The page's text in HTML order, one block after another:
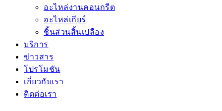
อะไหล่งานคอนกรีต
อะไหล่เกียร์
ชิ้นส่วนสิ้นเปลือง
บริการ
ข่าวสาร
โปรโมชัน
เกี่ยวกับเรา
ติดต่อเรา